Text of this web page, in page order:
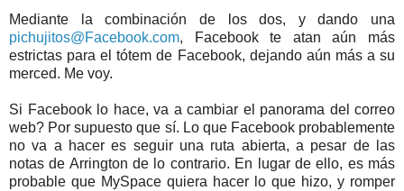
Mediante la combinación de los dos, y dando una
pichujitos@Facebook.com, Facebook te atan aún más
estrictas para el tótem de Facebook, dejando aún más a su
merced. Me voy.
Si Facebook lo hace, va a cambiar el panorama del correo
web? Por supuesto que sí. Lo que Facebook probablemente
no va a hacer es seguir una ruta abierta, a pesar de las
notas de Arrington de lo contrario. En lugar de ello, es más
probable que MySpace quiera hacer lo que hizo, y romper